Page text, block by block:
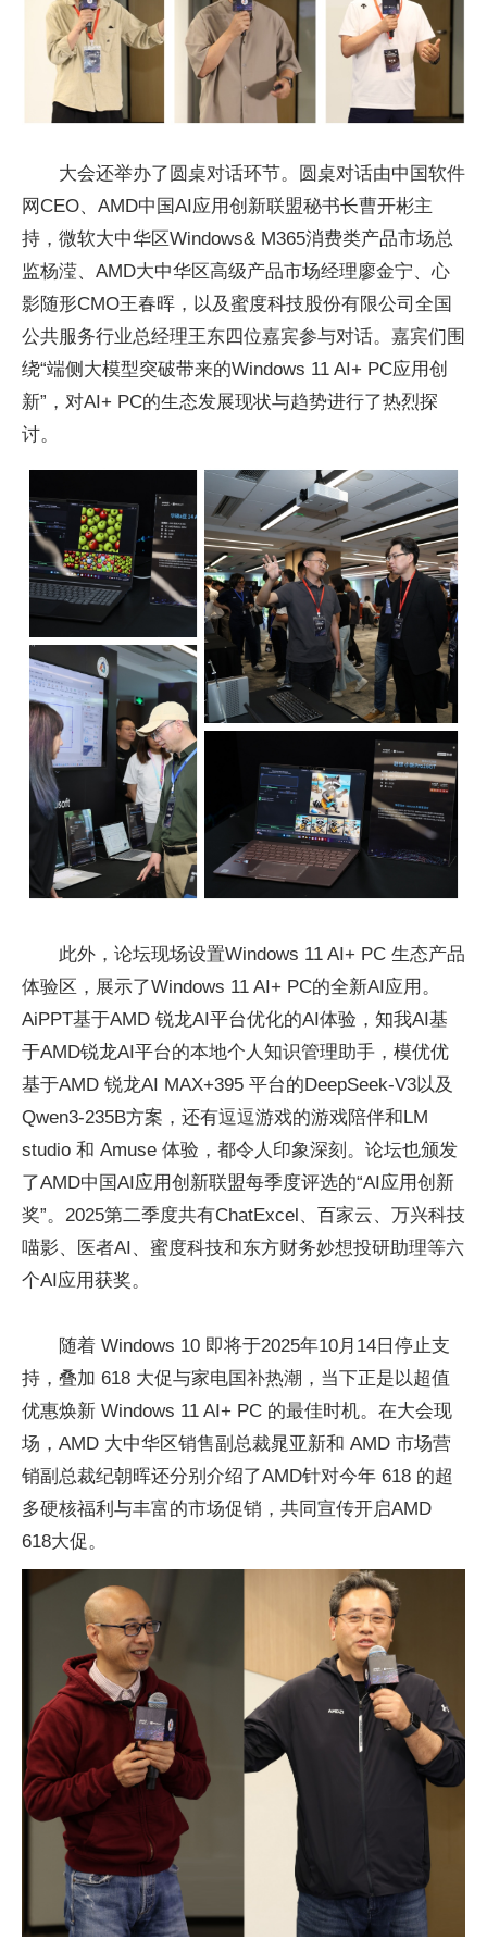
大会还举办了圆桌对话环节。圆桌对话由中国软件
网CEO、AMD中国AI应用创新联盟秘书长曹开彬主
持，微软大中华区Windows& M365消费类产品市场总
监杨滢、AMD大中华区高级产品市场经理廖金宁、心
影随形CMO王春晖，以及蜜度科技股份有限公司全国
公共服务行业总经理王东四位嘉宾参与对话。嘉宾们围
绕“端侧大模型突破带来的Windows 11 AI+ PC应用创
新”，对AI+ PC的生态发展现状与趋势进行了热烈探
讨。
此外，论坛现场设置Windows 11 AI+ PC 生态产品
体验区，展示了Windows 11 AI+ PC的全新AI应用。
AiPPT基于AMD 锐龙AI平台优化的AI体验，知我AI基
于AMD锐龙AI平台的本地个人知识管理助手，模优优
基于AMD 锐龙AI MAX+395 平台的DeepSeek-V3以及
Qwen3-235B方案，还有逗逗游戏的游戏陪伴和LM
studio 和 Amuse 体验，都令人印象深刻。论坛也颁发
了AMD中国AI应用创新联盟每季度评选的“AI应用创新
奖”。2025第二季度共有ChatExcel、百家云、万兴科技
喵影、医者AI、蜜度科技和东方财务妙想投研助理等六
个AI应用获奖。
随着 Windows 10 即将于2025年10月14日停止支
持，叠加 618 大促与家电国补热潮，当下正是以超值
优惠焕新 Windows 11 AI+ PC 的最佳时机。在大会现
场，AMD 大中华区销售副总裁晁亚新和 AMD 市场营
销副总裁纪朝晖还分别介绍了AMD针对今年 618 的超
多硬核福利与丰富的市场促销，共同宣传开启AMD
618大促。